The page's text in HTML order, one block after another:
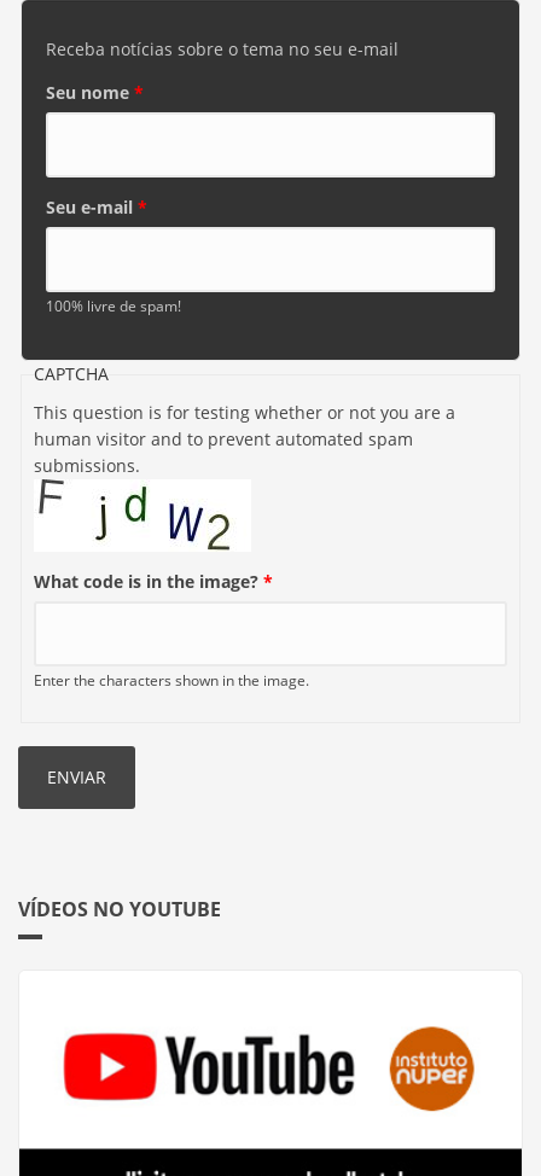
Receba notícias sobre o tema no seu e-mail
Seu nome *
Seu e-mail *
100% livre de spam!
CAPTCHA
This question is for testing whether or not you are a
human visitor and to prevent automated spam
submissions.
What code is in the image? *
Enter the characters shown in the image.
VÍDEOS NO YOUTUBE